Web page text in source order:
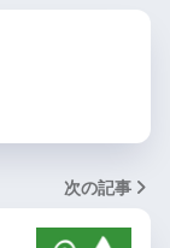
次の記事